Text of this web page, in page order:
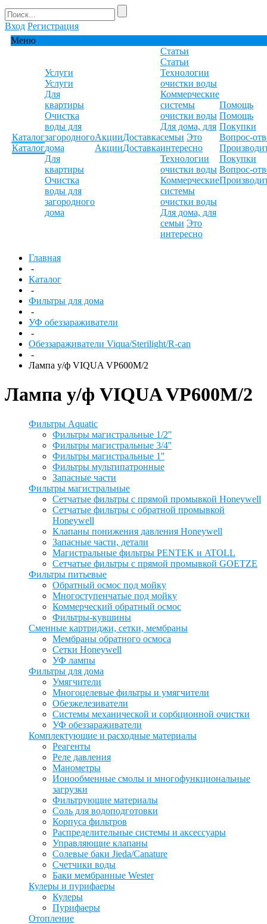
Вход Регистрация
Меню
Каталог
Каталог
Услуги
Услуги
Для
квартиры
Очистка
воды для
загородного
дома
Для
квартиры
Очистка
воды для
загородного
дома
Акции
Акции
Доставка
Доставка
Статьи
Статьи
Технологии
очистки воды
Коммерческие
системы
очистки воды
Для дома, для
семьи Это
интересно
Технологии
очистки воды
Коммерческие
системы
очистки воды
Для дома, для
семьи Это
интересно
Помощь
Помощь
Покупки
Вопрос-
Покупки
Вопрос-
Главная
-
Каталог
-
Фильтры для дома
-
УФ обеззараживатели
-
Обеззараживатели Viqua/Sterilight/R-can
-
Лампа у/ф VIQUA VP600M/2
Лампа у/ф VIQUA VP600M/2
Фильтры Aquatic
Фильтры магистральные 1/2''
Фильтры магистральные 3/4''
Фильтры магистральные 1''
Фильтры мультипатронные
Запасные части
Фильтры магистральные
Сетчатые фильтры с прямой промывкой Honeywell
Сетчатые фильтры с обратной промывкой
Honeywell
Клапаны понижения давления Honeywell
Запасные части, детали
Магистральные фильтры PENTEK и ATOLL
Сетчатые фильтры с прямой промывкой GOETZE
Фильтры питьевые
Обратный осмос под мойку
Многоступенчатые под мойку
Коммерческий обратный осмос
Фильтры-кувшины
Сменные картриджи, сетки, мембраны
Мембраны обратного осмоса
Сетки Honeywell
УФ лампы
Фильтры для дома
Умягчители
Многоцелевые фильтры и умягчители
Обезжелезиватели
Системы механической и сорбционной очистки
УФ обеззараживатели
Комплектующие и расходные материалы
Реагенты
Реле давления
Манометры
Ионообменные смолы и многофункциональные
загрузки
Фильтрующие материалы
Соль для водоподготовки
Корпуса фильтров
Распределительные системы и аксессуары
Управляющие клапаны
Солевые баки Jieda/Canature
Счетчики воды
Баки мембранные Wester
Кулеры и пурифаеры
Кулеры
Пурифаеры
Отопление